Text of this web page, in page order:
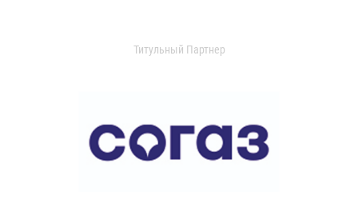
Титульный Партнер